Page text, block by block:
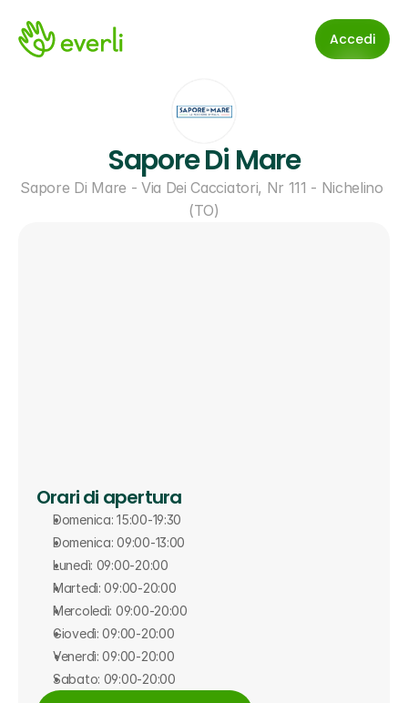
Accedi
Sapore Di Mare
Sapore Di Mare - Via Dei Cacciatori, Nr 111 - Nichelino
(TO)
Orari di apertura
Domenica: 15:00-19:30
Domenica: 09:00-13:00
Lunedì: 09:00-20:00
Martedì: 09:00-20:00
Mercoledì: 09:00-20:00
Giovedì: 09:00-20:00
Venerdì: 09:00-20:00
Sabato: 09:00-20:00